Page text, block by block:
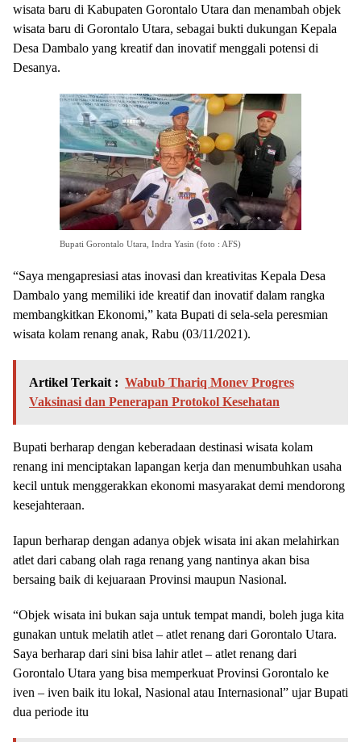
wisata baru di Kabupaten Gorontalo Utara dan menambah objek
wisata baru di Gorontalo Utara, sebagai bukti dukungan Kepala
Desa Dambalo yang kreatif dan inovatif menggali potensi di
Desanya.
Bupati Gorontalo Utara, Indra Yasin (foto : AFS)
“Saya mengapresiasi atas inovasi dan kreativitas Kepala Desa
Dambalo yang memiliki ide kreatif dan inovatif dalam rangka
membangkitkan Ekonomi,” kata Bupati di sela-sela peresmian
wisata kolam renang anak, Rabu (03/11/2021).
Artikel Terkait : Wabub Thariq Monev Progres
Vaksinasi dan Penerapan Protokol Kesehatan
Bupati berharap dengan keberadaan destinasi wisata kolam
renang ini menciptakan lapangan kerja dan menumbuhkan usaha
kecil untuk menggerakkan ekonomi masyarakat demi mendorong
kesejahteraan.
Iapun berharap dengan adanya objek wisata ini akan melahirkan
atlet dari cabang olah raga renang yang nantinya akan bisa
bersaing baik di kejuaraan Provinsi maupun Nasional.
“Objek wisata ini bukan saja untuk tempat mandi, boleh juga kita
gunakan untuk melatih atlet – atlet renang dari Gorontalo Utara.
Saya berharap dari sini bisa lahir atlet – atlet renang dari
Gorontalo Utara yang bisa memperkuat Provinsi Gorontalo ke
iven – iven baik itu lokal, Nasional atau Internasional” ujar Bupati
dua periode itu